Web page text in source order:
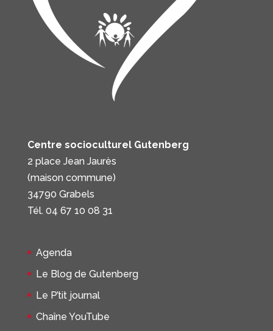
Centre socioculturel Gutenberg
2 place Jean Jaurès
(maison commune)
34790 Grabels
Tél. 04 67 10 08 31
Agenda
Le Blog de Gutenberg
Le P’tit journal
Chaîne YouTube